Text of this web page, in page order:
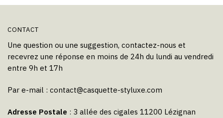
CONTACT
Une question ou une suggestion, contactez-nous et
recevrez une réponse en moins de 24h du lundi au vendredi
entre 9h et 17h
Par e-mail : contact@casquette-styluxe.com
Adresse Postale : 3 allée des cigales 11200 Lézignan